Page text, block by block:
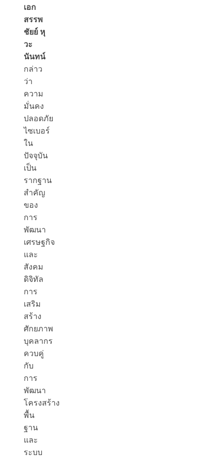
เอก
สรรพ
ชัยย์ หุ
วะ
นันทน์
กล่าว
ว่า
ความ
มั่นคง
ปลอดภัย
ไซเบอร์
ใน
ปัจจุบัน
เป็น
รากฐาน
สำคัญ
ของ
การ
พัฒนา
เศรษฐกิจ
และ
สังคม
ดิจิทัล
การ
เสริม
สร้าง
ศักยภาพ
บุคลากร
ควบคู่
กับ
การ
พัฒนา
โครงสร้าง
พื้น
ฐาน
และ
ระบบ